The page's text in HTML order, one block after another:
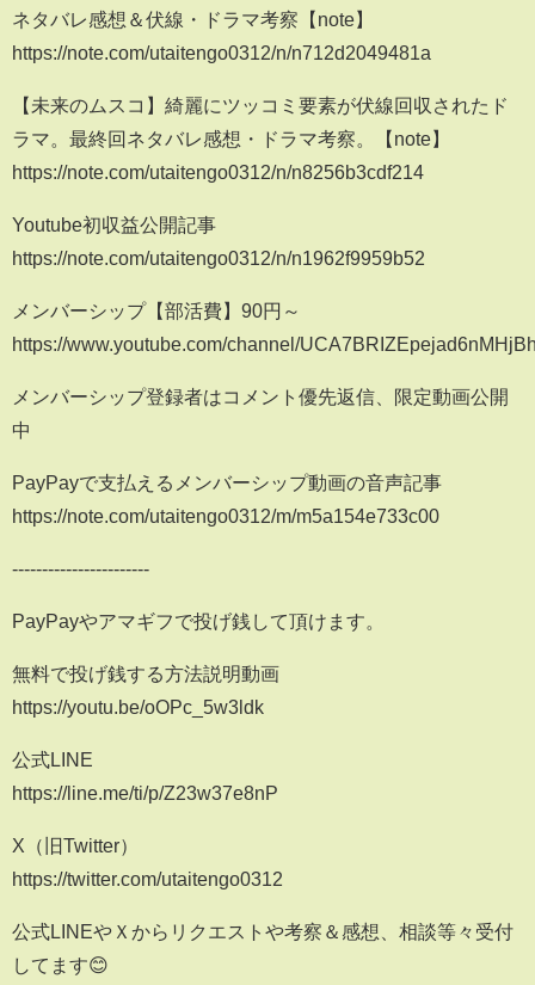
ネタバレ感想＆伏線・ドラマ考察【note】
https://note.com/utaitengo0312/n/n712d2049481a
【未来のムスコ】綺麗にツッコミ要素が伏線回収されたド
ラマ。最終回ネタバレ感想・ドラマ考察。【note】
https://note.com/utaitengo0312/n/n8256b3cdf214
Youtube初収益公開記事
https://note.com/utaitengo0312/n/n1962f9959b52
メンバーシップ【部活費】90円～
https://www.youtube.com/channel/
メンバーシップ登録者はコメント優先返信、限定動画公開
中
PayPayで支払えるメンバーシップ動画の音声記事
https://note.com/utaitengo0312/m/m5a154e733c00
-----------------------
PayPayやアマギフで投げ銭して頂けます。
無料で投げ銭する方法説明動画
https://youtu.be/oOPc_5w3ldk
公式LINE
https://line.me/ti/p/Z23w37e8nP
X（旧Twitter）
https://twitter.com/utaitengo0312
公式LINEやＸからリクエストや考察＆感想、相談等々受付
してます😊